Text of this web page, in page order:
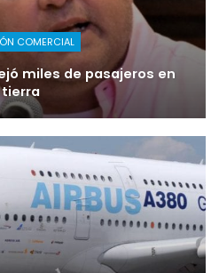
COMERCIAL
miles de pasajeros en
tierra